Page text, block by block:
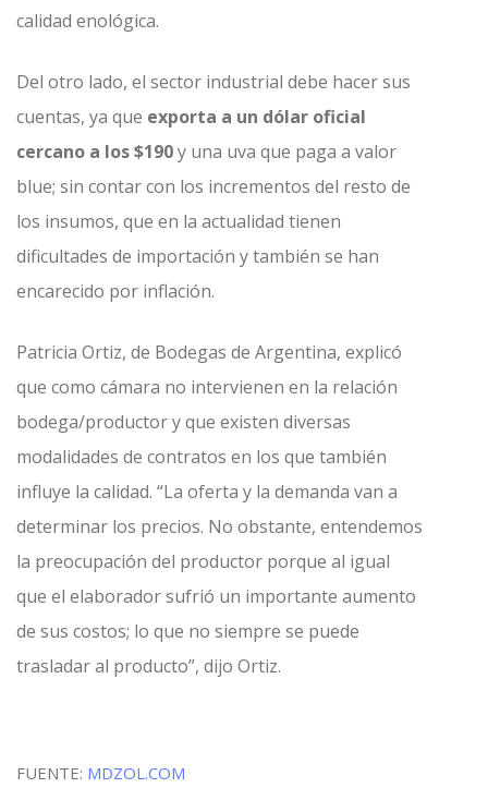
calidad enológica.
Del otro lado, el sector industrial debe hacer sus
cuentas, ya que exporta a un dólar oficial
cercano a los $190y una uva que paga a valor
blue; sin contar con los incrementos del resto de
los insumos, que en la actualidad tienen
dificultades de importación y también se han
encarecido por inflación.
Patricia Ortiz, de Bodegas de Argentina, explicó
que como cámara no intervienen en la relación
bodega/productor y que existen diversas
modalidades de contratos en los que también
influye la calidad. “La oferta y la demanda van a
determinar los precios. No obstante, entendemos
la preocupación del productor porque al igual
que el elaborador sufrió un importante aumento
de sus costos; lo que no siempre se puede
trasladar al producto”, dijo Ortiz.
FUENTE: MDZOL.COM